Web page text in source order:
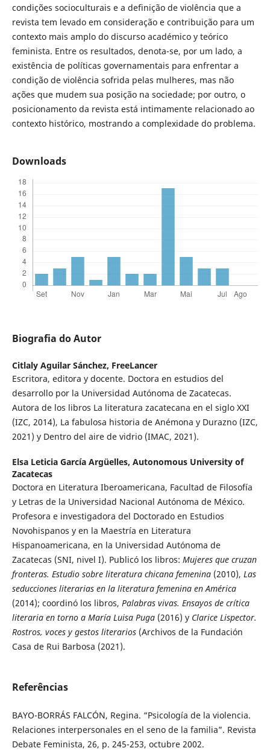
condições socioculturais e a definição de violência que a
revista tem levado em consideração e contribuição para um
contexto mais amplo do discurso académico y teórico
feminista. Entre os resultados, denota-se, por um lado, a
existência de políticas governamentais para enfrentar a
condição de violência sofrida pelas mulheres, mas não
ações que mudem sua posição na sociedade; por outro, o
posicionamento da revista está intimamente relacionado ao
contexto histórico, mostrando a complexidade do problema.
Downloads
Biografia do Autor
Citlaly Aguilar Sánchez, FreeLancer
Escritora, editora y docente. Doctora en estudios del
desarrollo por la Universidad Autónoma de Zacatecas.
Autora de los libros La literatura zacatecana en el siglo XXI
(IZC, 2014), La fabulosa historia de Anémona y Durazno (IZC,
2021) y Dentro del aire de vidrio (IMAC, 2021).
Elsa Leticia García Argüelles, Autonomous University of
Zacatecas
Doctora en Literatura Iberoamericana, Facultad de Filosofía
y Letras de la Universidad Nacional Autónoma de México.
Profesora e investigadora del Doctorado en Estudios
Novohispanos y en la Maestría en Literatura
Hispanoamericana, en la Universidad Autónoma de
Zacatecas (SNI, nivel I). Publicó los libros: Mujeres que cruzan
fronteras. Estudio sobre literatura chicana femenina(2010), Las
seducciones literarias en la literatura femenina en América
(2014); coordinó los libros, Palabras vivas. Ensayos de crítica
literaria en torno a María Luisa Puga(2016) y Clarice Lispector.
Rostros, voces y gestos literarios(Archivos de la Fundación
Casa de Rui Barbosa (2021).
Referências
BAYO-BORRÁS FALCÓN, Regina. “Psicología de la violencia.
Relaciones interpersonales en el seno de la familia”. Revista
Debate Feminista, 26, p. 245-253, octubre 2002.